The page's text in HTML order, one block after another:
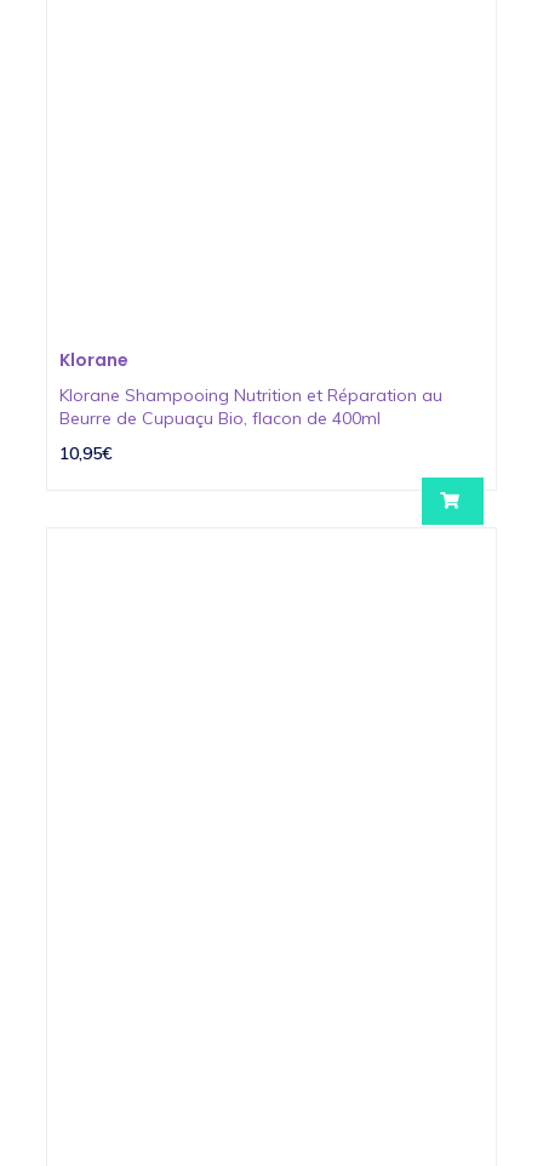
Klorane
Klorane Shampooing Nutrition et Réparation au
Beurre de Cupuaçu Bio, flacon de 400ml
10,95€